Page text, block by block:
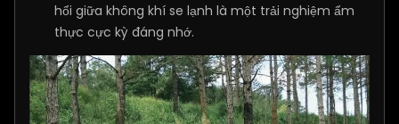
hổi giữa không khí se lạnh là một trải nghiệm ẩm
thực cực kỳ đáng nhớ.